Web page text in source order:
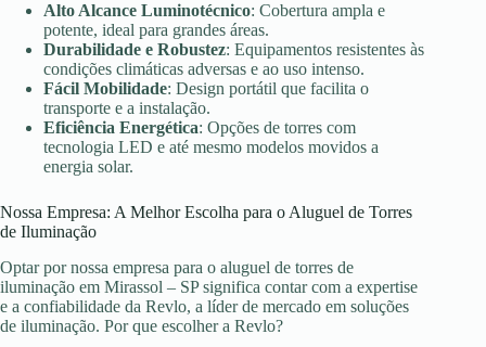
Alto Alcance Luminotécnico: Cobertura ampla e
potente, ideal para grandes áreas.
Durabilidade e Robustez: Equipamentos resistentes às
condições climáticas adversas e ao uso intenso.
Fácil Mobilidade: Design portátil que facilita o
transporte e a instalação.
Eficiência Energética: Opções de torres com
tecnologia LED e até mesmo modelos movidos a
energia solar.
Nossa Empresa: A Melhor Escolha para o Aluguel de Torres
de Iluminação
Optar por nossa empresa para o aluguel de torres de
iluminação em Mirassol – SP significa contar com a expertise
e a confiabilidade da Revlo, a líder de mercado em soluções
de iluminação. Por que escolher a Revlo?